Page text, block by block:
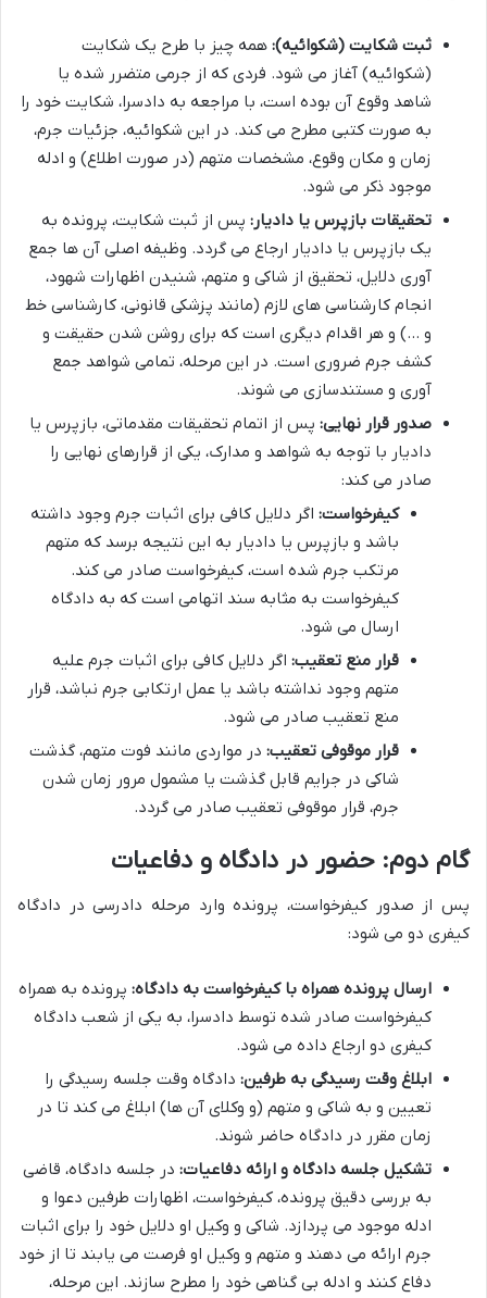
ثبت شکایت (شکوائیه): همه چیز با طرح یک شکایت
(شکوائیه) آغاز می شود. فردی که از جرمی متضرر شده یا
شاهد وقوع آن بوده است، با مراجعه به دادسرا، شکایت خود را
به صورت کتبی مطرح می کند. در این شکوائیه، جزئیات جرم،
زمان و مکان وقوع، مشخصات متهم (در صورت اطلاع) و ادله
موجود ذکر می شود.
تحقیقات بازپرس یا دادیار: پس از ثبت شکایت، پرونده به
یک بازپرس یا دادیار ارجاع می گردد. وظیفه اصلی آن ها جمع
آوری دلایل، تحقیق از شاکی و متهم، شنیدن اظهارات شهود،
انجام کارشناسی های لازم (مانند پزشکی قانونی، کارشناسی خط
و …) و هر اقدام دیگری است که برای روشن شدن حقیقت و
کشف جرم ضروری است. در این مرحله، تمامی شواهد جمع
آوری و مستندسازی می شوند.
صدور قرار نهایی: پس از اتمام تحقیقات مقدماتی، بازپرس یا
دادیار با توجه به شواهد و مدارک، یکی از قرارهای نهایی را
صادر می کند:
کیفرخواست: اگر دلایل کافی برای اثبات جرم وجود داشته
باشد و بازپرس یا دادیار به این نتیجه برسد که متهم
مرتکب جرم شده است، کیفرخواست صادر می کند.
کیفرخواست به مثابه سند اتهامی است که به دادگاه
ارسال می شود.
قرار منع تعقیب: اگر دلایل کافی برای اثبات جرم علیه
متهم وجود نداشته باشد یا عمل ارتکابی جرم نباشد، قرار
منع تعقیب صادر می شود.
قرار موقوفی تعقیب: در مواردی مانند فوت متهم، گذشت
شاکی در جرایم قابل گذشت یا مشمول مرور زمان شدن
جرم، قرار موقوفی تعقیب صادر می گردد.
گام دوم: حضور در دادگاه و دفاعیات
پس از صدور کیفرخواست، پرونده وارد مرحله دادرسی در دادگاه
کیفری دو می شود:
ارسال پرونده همراه با کیفرخواست به دادگاه: پرونده به همراه
کیفرخواست صادر شده توسط دادسرا، به یکی از شعب دادگاه
کیفری دو ارجاع داده می شود.
ابلاغ وقت رسیدگی به طرفین: دادگاه وقت جلسه رسیدگی را
تعیین و به شاکی و متهم (و وکلای آن ها) ابلاغ می کند تا در
زمان مقرر در دادگاه حاضر شوند.
تشکیل جلسه دادگاه و ارائه دفاعیات: در جلسه دادگاه، قاضی
به بررسی دقیق پرونده، کیفرخواست، اظهارات طرفین دعوا و
ادله موجود می پردازد. شاکی و وکیل او دلایل خود را برای اثبات
جرم ارائه می دهند و متهم و وکیل او فرصت می یابند تا از خود
دفاع کنند و ادله بی گناهی خود را مطرح سازند. این مرحله،